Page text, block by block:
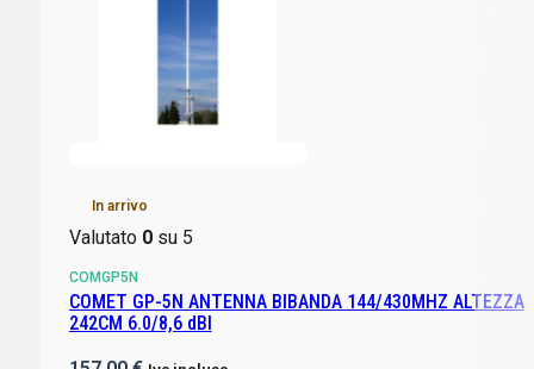
In arrivo
Valutato 0su 5
COMGP5N
COMET GP-5N ANTENNA BIBANDA 144/430MHZ ALTEZZA
242CM 6.0/8,6 dBI